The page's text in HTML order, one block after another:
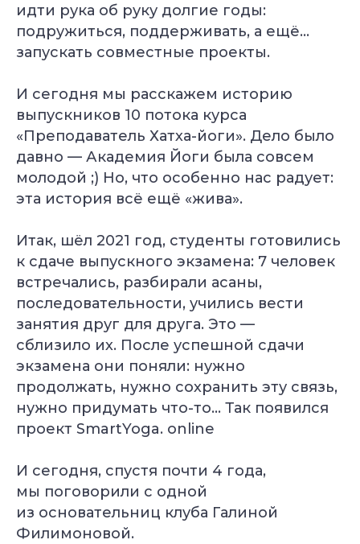
идти рука об руку долгие годы:
подружиться, поддерживать, а ещё…
запускать совместные проекты.
И сегодня мы расскажем историю
выпускников 10 потока курса
«Преподаватель Хатха-йоги». Дело было
давно — Академия Йоги была совсем
молодой ;) Но, что особенно нас радует:
эта история всё ещё «жива».
Итак, шёл 2021 год, студенты готовились
к сдаче выпускного экзамена: 7 человек
встречались, разбирали асаны,
последовательности, учились вести
занятия друг для друга. Это —
сблизило их. После успешной сдачи
экзамена они поняли: нужно
продолжать, нужно сохранить эту связь,
нужно придумать что-то… Так появился
проект SmartYoga. online
И сегодня, спустя почти 4 года,
мы поговорили с одной
из основательниц клуба Галиной
Филимоновой.